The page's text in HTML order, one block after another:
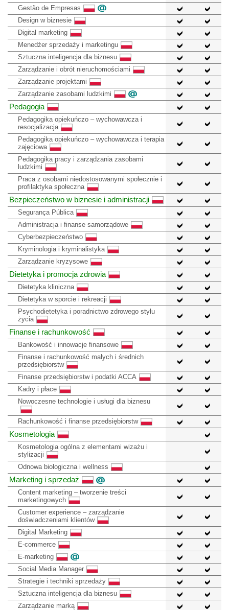
Gestão de Empresas
Design w biznesie
Digital marketing
Menedżer sprzedaży i marketingu
Sztuczna inteligencja dla biznesu
Zarządzanie i obrót nieruchomościami
Zarządzanie projektami
Zarządzanie zasobami ludzkimi
Pedagogia
Pedagogika opiekuńczo – wychowawcza i
resocjalizacja
Pedagogika opiekuńczo – wychowawcza i terapia
zajęciowa
Pedagogika pracy i zarządzania zasobami
ludzkimi
Praca z osobami niedostosowanymi społecznie i
profilaktyka społeczna
Bezpieczeństwo w biznesie i administracji
Segurança Pública
Administracja i finanse samorządowe
Cyberbezpieczeństwo
Kryminologia i kryminalistyka
Zarządzanie kryzysowe
Dietetyka i promocja zdrowia
Dietetyka kliniczna
Dietetyka w sporcie i rekreacji
Psychodietetyka i poradnictwo zdrowego stylu
życia
Finanse i rachunkowość
Bankowość i innowacje finansowe
Finanse i rachunkowość małych i średnich
przedsiębiorstw
Finanse przedsiębiorstw i podatki ACCA
Kadry i płace
Nowoczesne technologie i usługi dla biznesu
Rachunkowość i finanse przedsiębiorstw
Kosmetologia
Kosmetologia ogólna z elementami wizażu i
stylizacji
Odnowa biologiczna i wellness
Marketing i sprzedaż
Content marketing – tworzenie treści
marketingowych
Customer experience – zarządzanie
doświadczeniami klientów
Digital Marketing
E-commerce
E-marketing
Social Media Manager
Strategie i techniki sprzedaży
Sztuczna inteligencja dla biznesu
Zarządzanie marką